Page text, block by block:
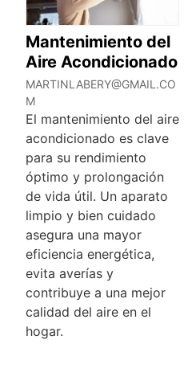
Mantenimiento del
Aire Acondicionado
MARTINLABERY@GMAIL.CO
M
El mantenimiento del aire
acondicionado es clave
para su rendimiento
óptimo y prolongación
de vida útil. Un aparato
limpio y bien cuidado
asegura una mayor
eficiencia energética,
evita averías y
contribuye a una mejor
calidad del aire en el
hogar.